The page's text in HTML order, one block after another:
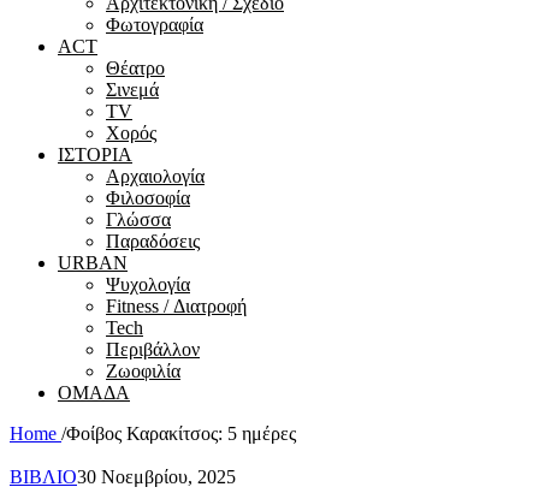
Φωτογραφία
ACT
Θέατρο
Σινεμά
ΤV
Χορός
ΙΣΤΟΡΙΑ
Αρχαιολογία
Φιλοσοφία
Γλώσσα
Παραδόσεις
URBAN
Ψυχολογία
Fitness / Διατροφή
Tech
Περιβάλλον
Ζωοφιλία
ΟΜΑΔΑ
Home /Φοίβος Καρακίτσος: 5 ημέρες
ΒΙΒΛΙΟ30 Νοεμβρίου, 2025